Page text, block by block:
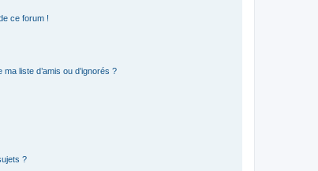
ce forum !
liste d’amis ou d’ignorés ?
?